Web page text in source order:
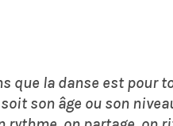
que la danse est
son âge ou son